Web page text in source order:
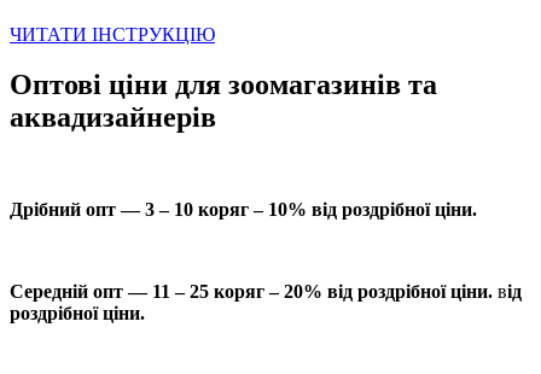
ЧИТАТИ ІНСТРУКЦІЮ
Оптові ціни для зоомагазинів та
аквадизайнерів
Дрібний опт — 3 – 10 коряг – 10% від роздрібної ціни.
Середній опт — 11 – 25 коряг – 20% від роздрібної ціни. від
роздрібної ціни.